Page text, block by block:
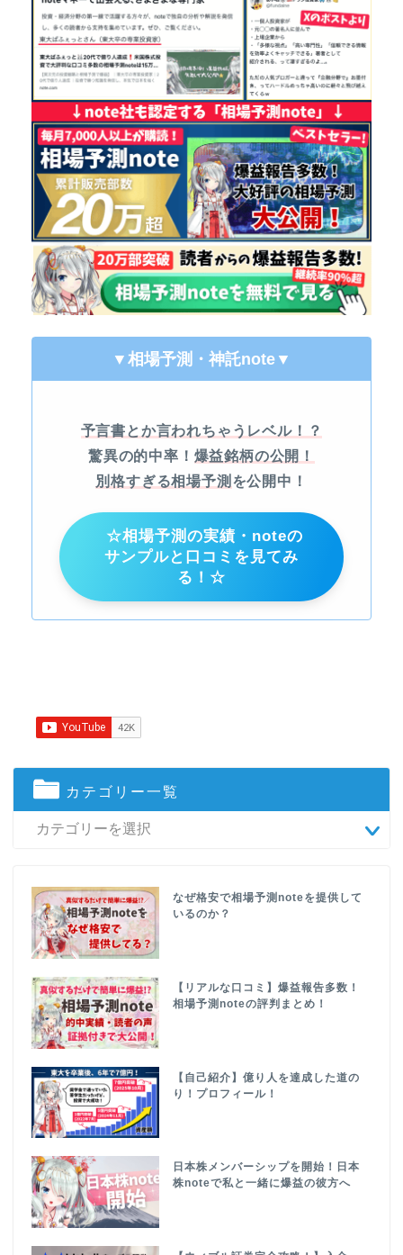
▼相場予測・神託note ▼
予言書とか言われちゃうレベル！？
驚異の的中率！ 爆益銘柄の公開！
別格すぎる相場予測 を公開中！
☆相場予測の実績・noteの
サンプルと口コミを見てみ
る！☆
カテゴリー一覧
なぜ格安で相場予測noteを提供して
いるのか？
【リアルな口コミ】爆益報告多数！
相場予測noteの評判まとめ！
【自己紹介】億り人を達成した道の
り！プロフィール！
日本株メンバーシップを開始！日本
株noteで私と一緒に爆益の彼方へ